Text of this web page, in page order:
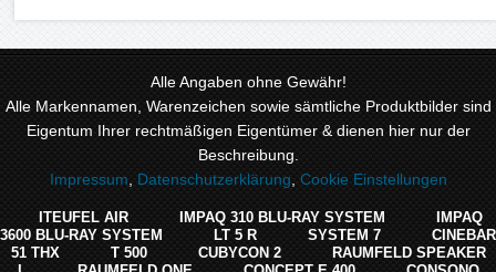
Alle Angaben ohne Gewähr!
Alle Markennamen, Warenzeichen sowie sämtliche Produktbilder sind
Eigentum Ihrer rechtmäßigen Eigentümer & dienen hier nur der
Beschreibung.
Impressum
Datenschutzerklärung Cookie Einstellungen
ITEUFEL AIR IMPAQ 310 BLU-RAY SYSTEM
IMPAQ
3600 BLU-RAY SYSTEM
LT 5 R SYSTEM 7
CINEBAR
51 THX
T 500 CUBYCON 2
RAUMFELD SPEAKER